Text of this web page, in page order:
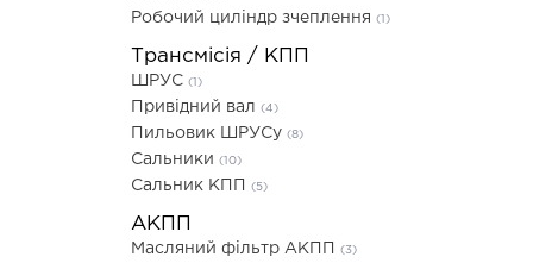
Робочий циліндр зчеплення (1)
Трансмісія / КПП
ШРУС (1)
Привідний вал (4)
Пильовик ШРУСу (8)
Сальники (10)
Сальник КПП (5)
АКПП
Масляний фільтр АКПП (3)